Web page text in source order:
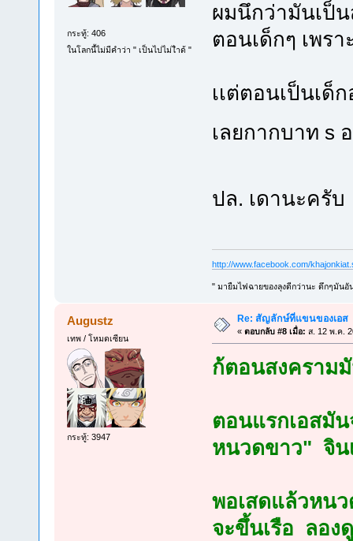
กระทู้: 406
ในโลกนี้ไม่มีคำว่า " เป็นไปไม่ไำด้ "
ผมนึกว่ามันเป็
ตอนเด็กๆ เพร
เเต่ตอนเป็นเด็
เลยกากบาท s
ปล. เดานะครั
http://www.facebook.com/
" มายืมไฟฉายของลุงดีกว่านะ ดึกๆมันอั
Augustz
เทพ / โหมดเซียน
กระทู้: 3947
Re: สัญลักษ์ที่แขนของเอส
« ตอบกลับ #8 เมื่อ: ส. 12 พ.ค.
ก้ตอนสงคราม
ตอนแรกเอสมั
หนวดขาว" จิน
พอเสดแล้วหน
จะขึ้นเรือ ลอง